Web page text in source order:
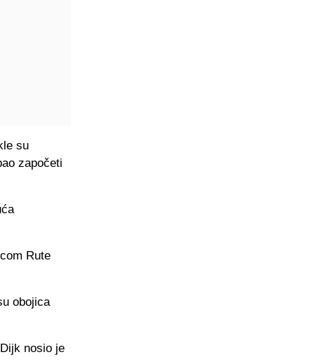
su
započeti
Rute
obojica
nosio je